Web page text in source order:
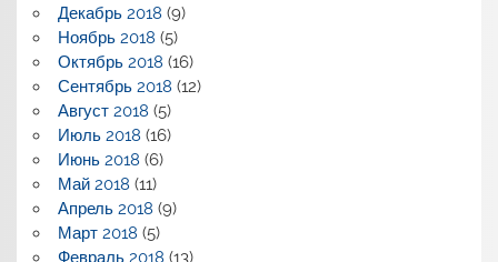
Декабрь 2018 (9)
Ноябрь 2018 (5)
Октябрь 2018 (16)
Сентябрь 2018 (12)
Август 2018 (5)
Июль 2018 (16)
Июнь 2018 (6)
Май 2018 (11)
Апрель 2018 (9)
Март 2018 (5)
Февраль 2018 (13)